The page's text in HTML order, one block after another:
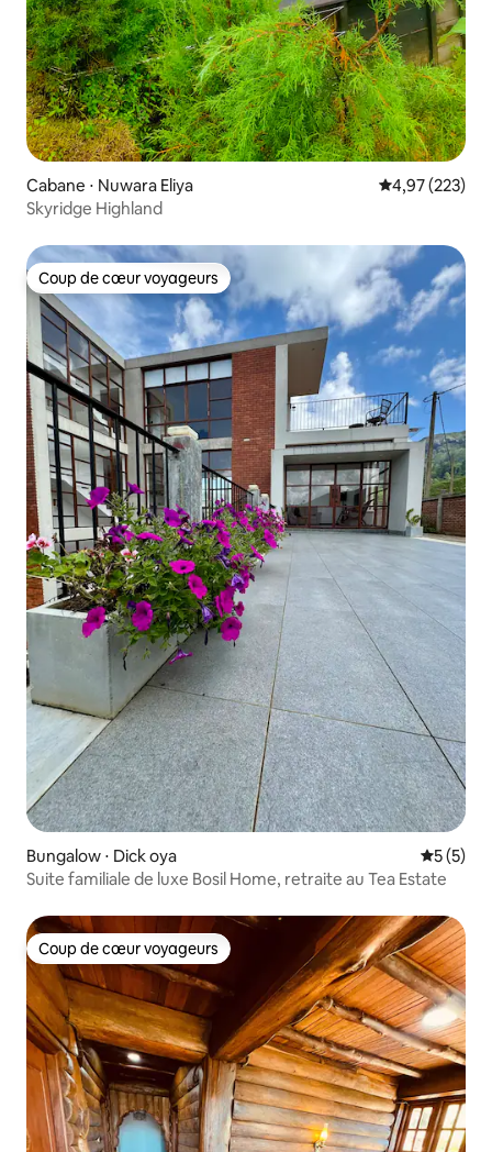
Cabane ⋅ Nuwara Eliya Évaluation
4,97 (223)
Skyridge Highland
Coup de cœur voyageurs
Coup de cœur voyageurs
Bungalow ⋅ Dick oya
5 (5)
Suite familiale de luxe Bosil Home, retraite au Tea Estate
Coup de cœur voyageurs
Coup de cœur voyageurs